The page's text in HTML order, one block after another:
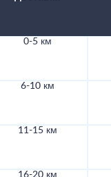
0-5 км
6-10 км
11-15 км
16-20 км